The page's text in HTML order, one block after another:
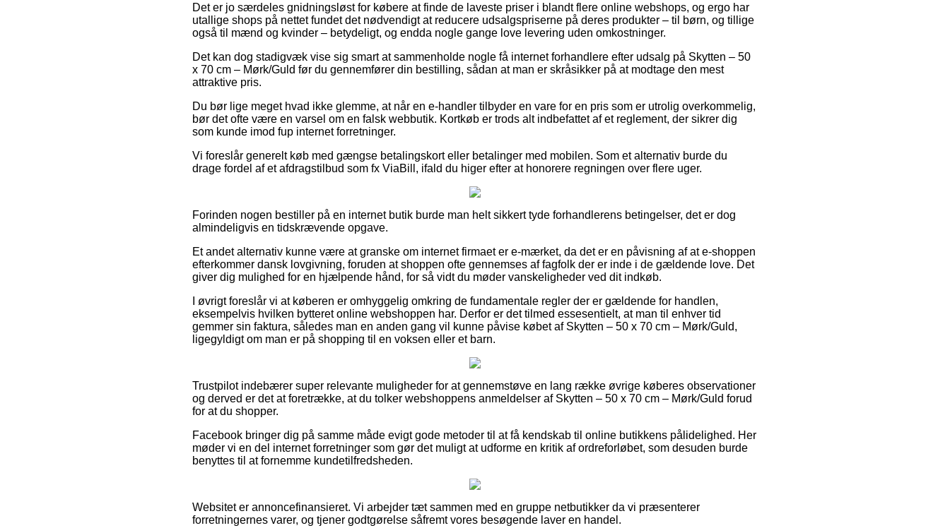
Det er jo særdeles gnidningsløst for købere at finde de laveste priser i blandt flere online webshops, og ergo har
utallige shops på nettet fundet det nødvendigt at reducere udsalgspriserne på deres produkter – til børn, og tillige
også til mænd og kvinder – betydeligt, og endda nogle gange love levering uden omkostninger.
Det kan dog stadigvæk vise sig smart at sammenholde nogle få internet forhandlere efter udsalg på Skytten – 50
x 70 cm – Mørk/Guld før du gennemfører din bestilling, sådan at man er skråsikker på at modtage den mest
attraktive pris.
Du bør lige meget hvad ikke glemme, at når en e-handler tilbyder en vare for en pris som er utrolig overkommelig,
bør det ofte være en varsel om en falsk webbutik. Kortkøb er trods alt indbefattet af et reglement, der sikrer dig
som kunde imod fup internet forretninger.
Vi foreslår generelt køb med gængse betalingskort eller betalinger med mobilen. Som et alternativ burde du
drage fordel af et afdragstilbud som fx ViaBill, ifald du higer efter at honorere regningen over flere uger.
Forinden nogen bestiller på en internet butik burde man helt sikkert tyde forhandlerens betingelser, det er dog
almindeligvis en tidskrævende opgave.
Et andet alternativ kunne være at granske om internet firmaet er e-mærket, da det er en påvisning af at e-shoppen
efterkommer dansk lovgivning, foruden at shoppen ofte gennemses af fagfolk der er inde i de gældende love. Det
giver dig mulighed for en hjælpende hånd, for så vidt du møder vanskeligheder ved dit indkøb.
I øvrigt foreslår vi at køberen er omhyggelig omkring de fundamentale regler der er gældende for handlen,
eksempelvis hvilken bytteret online webshoppen har. Derfor er det tilmed essesentielt, at man til enhver tid
gemmer sin faktura, således man en anden gang vil kunne påvise købet af Skytten – 50 x 70 cm – Mørk/Guld,
ligegyldigt om man er på shopping til en voksen eller et barn.
Trustpilot indebærer super relevante muligheder for at gennemstøve en lang række øvrige køberes observationer
og derved er det at foretrække, at du tolker webshoppens anmeldelser af Skytten – 50 x 70 cm – Mørk/Guld forud
for at du shopper.
Facebook bringer dig på samme måde evigt gode metoder til at få kendskab til online butikkens pålidelighed. Her
møder vi en del internet forretninger som gør det muligt at udforme en kritik af ordreforløbet, som desuden burde
benyttes til at fornemme kundetilfredsheden.
Websitet er annoncefinansieret. Vi arbejder tæt sammen med en gruppe netbutikker da vi præsenterer
forretningernes varer, og tjener godtgørelse såfremt vores besøgende laver en handel.